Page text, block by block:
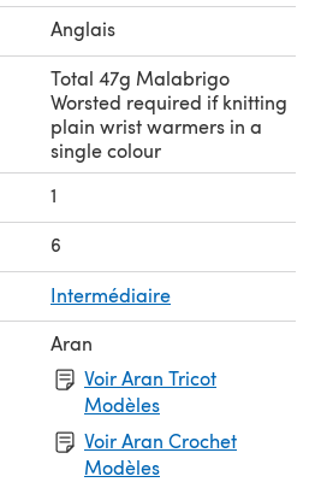
Anglais
Total 47g Malabrigo
Worsted required if knitting
plain wrist warmers in a
single colour
1
6
Intermédiaire
Aran
Voir Aran Tricot
Modèles
Voir Aran Crochet
Modèles